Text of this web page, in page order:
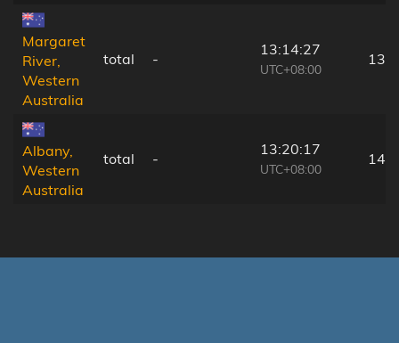
Margaret
River,
Western
Australia
total -
13:14:27
UTC+08:00
131
Albany,
Western
Australia
total -
13:20:17
UTC+08:00
143